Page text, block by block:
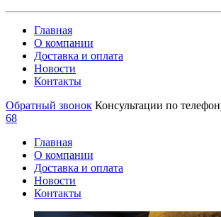
Главная
О компании
Доставка и оплата
Новости
Контакты
Обратный звонок Консультации по
68
Главная
О компании
Доставка и оплата
Новости
Контакты